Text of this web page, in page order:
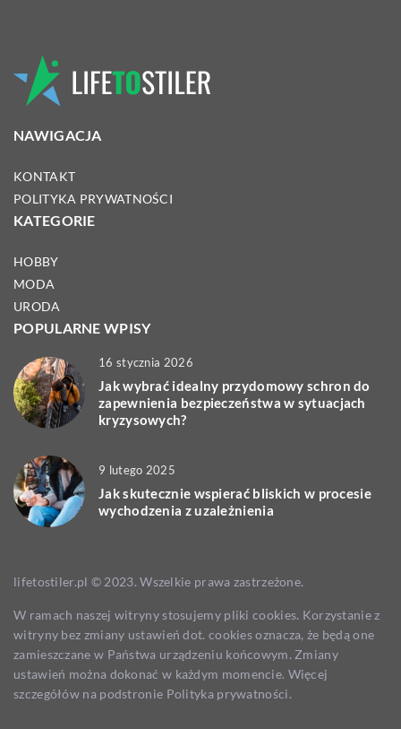
NAWIGACJA
KONTAKT
POLITYKA PRYWATNOŚCI
KATEGORIE
HOBBY
MODA
URODA
POPULARNE WPISY
16 stycznia 2026
Jak wybrać idealny przydomowy schron do
zapewnienia bezpieczeństwa w sytuacjach
kryzysowych?
9 lutego 2025
Jak skutecznie wspierać bliskich w procesie
wychodzenia z uzależnienia
lifetostiler.pl © 2023. Wszelkie prawa zastrzeżone.
W ramach naszej witryny stosujemy pliki cookies. Korzystanie z
witryny bez zmiany ustawień dot. cookies oznacza, że będą one
zamieszczane w Państwa urządzeniu końcowym. Zmiany
ustawień można dokonać w każdym momencie. Więcej
szczegółów na podstronie Polityka prywatności.